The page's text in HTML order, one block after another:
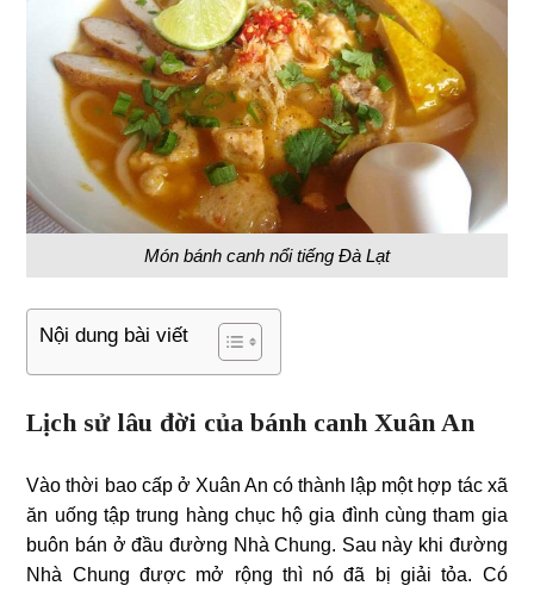
Món bánh canh nổi tiếng Đà Lạt
Nội dung bài viết
Lịch sử lâu đời của bánh canh Xuân An
Vào thời bao cấp ở Xuân An có thành lập một hợp tác xã
ăn uống tập trung hàng chục hộ gia đình cùng tham gia
buôn bán ở đầu đường Nhà Chung. Sau này khi đường
Nhà Chung được mở rộng thì nó đã bị giải tỏa. Có